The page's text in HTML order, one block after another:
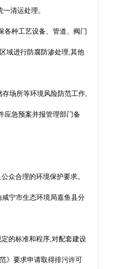
清运处理。
各种工艺设备、管道、阀门
域进行防腐防渗处理,其他
场所等环境风险防范工作,
应急预案并报管理部门备
众合理的环境保护要求。
咸宁市生态环境局嘉鱼县分
的标准和程序,对配套建设
》要求申请取得排污许可